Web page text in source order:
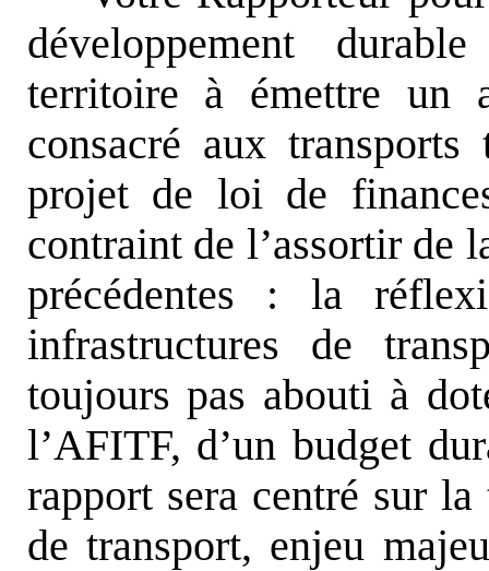
développement
territoire à émettre un
consacré aux
projet de loi de
contraint de l’assortir de
précédentes : la
infrastructures de
toujours pas abouti à
l’AFITF, d’un budget
rapport sera centré sur
de transport, enjeu